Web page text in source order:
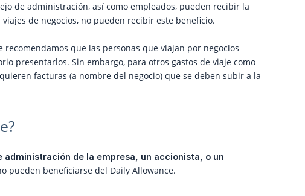
de administración, así como empleados, pueden recibir la
de negocios, no pueden recibir este beneficio.
que las personas que viajan por negocios
presentarlos. Sin embargo, para otros gastos de viaje como
facturas (a nombre del negocio) que se deben subir a la
administración de la empresa, un accionista, o un
pueden beneficiarse del Daily Allowance.